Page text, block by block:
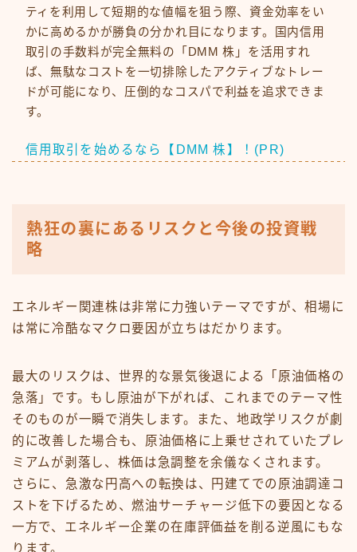
ティを利用して短期的な値幅を狙う際、資金効率をい
かに高めるかが勝負の分かれ目になります。国内信用
取引の手数料が完全無料の「DMM 株」を活用すれ
ば、無駄なコストを一切排除したアクティブなトレー
ドが可能になり、圧倒的なコスパで利益を追求できま
す。
信用取引を始めるなら【DMM 株】！(PR)
熱狂の裏にあるリスクと今後の投資戦
略
エネルギー関連株は非常に力強いテーマですが、相場に
は常に冷酷なマクロ要因が立ちはだかります。
最大のリスクは、世界的な景気後退による「原油価格の
急落」です。もし原油が下がれば、これまでのテーマ性
そのものが一瞬で消失します。また、地政学リスクが劇
的に改善した場合も、原油価格に上乗せされていたプレ
ミアムが剥落し、株価は急調整を余儀なくされます。
さらに、急激な円高への転換は、円建てでの原油調達コ
ストを下げるため、燃油サーチャージ低下の要因となる
一方で、エネルギー企業の在庫評価益を削る逆風にもな
ります。